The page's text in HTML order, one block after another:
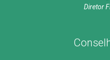
Diretor